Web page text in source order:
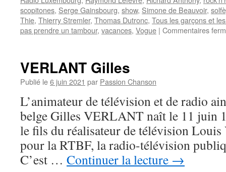
scopitones, Serge Gainsbourg, show, Simone de Beauvoir,
Thie, Thierry Stremler, Thomas Dutronc, Tous les garçons et
pas prendre un tambour, vacances, Vogue | Commentaires
VERLANT Gilles
Publié le6 juin 2021 par Passion Chanson
L’animateur de télévision et de radio
belge Gilles VERLANT naît le 11 juin
le fils du réalisateur de télévision
pour la RTBF, la radio-télévision
C’est … Continuer la lecture →